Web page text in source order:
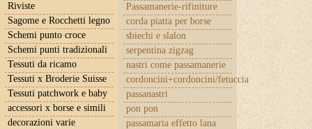
Passamanerie-rifiniture
corda piatta per borse
sbiechi e slalon
serpentina zigzag
nastri come passamanerie
cordoncini+cordoncini/fetuccia
passanastri
pon pon
passamaria effetto lana
Riviste
Sagome e Rocchetti legno
Schemi punto croce
Schemi punti tradizionali
Tessuti da ricamo
Tessuti x Broderie Suisse
Tessuti patchwork e baby
accessori x borse e simili
decorazioni varie